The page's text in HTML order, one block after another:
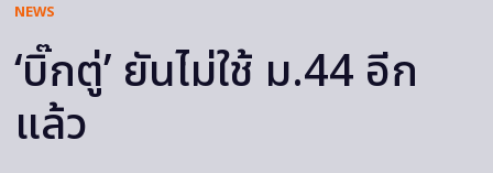
NEWS
‘บิ๊กตู่’ ยันไม่ใช้ ม.44 อีก
แล้ว